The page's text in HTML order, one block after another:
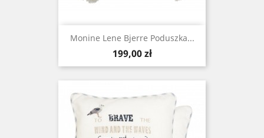
Monine Lene Bjerre Poduszka...
Cena
199,00 zł